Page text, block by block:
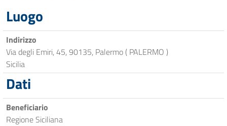
Luogo
Indirizzo
Via degli Emiri, 45, 90135, Palermo ( PALERMO )
Sicilia
Dati
Beneficiario
Regione Siciliana